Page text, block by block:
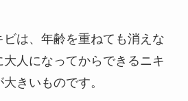
は、年齢を重ねても消えな
人になってからできるニキ
きいものです。